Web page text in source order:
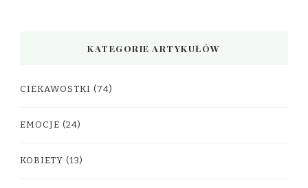
KATEGORIE ARTYKUŁÓW
CIEKAWOSTKI (74)
EMOCJE (24)
KOBIETY (13)